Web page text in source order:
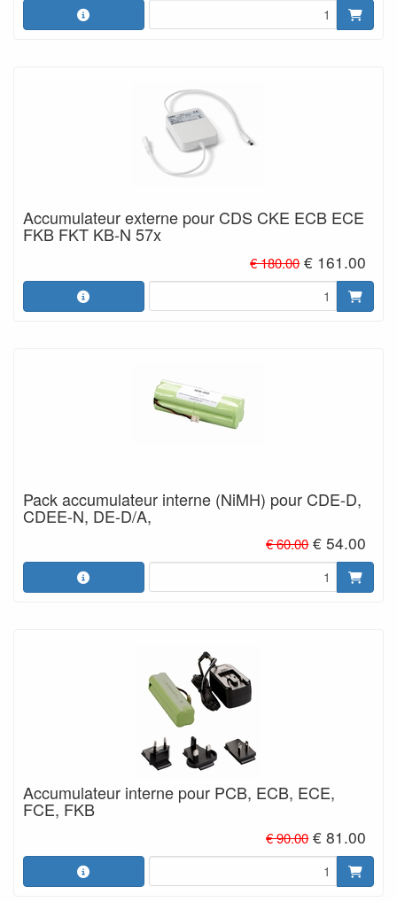
Accumulateur externe pour CDS CKE ECB ECE
FKB FKT KB-N 57x
€ 180.00 € 161.00
Pack accumulateur interne (NiMH) pour CDE-D,
CDEE-N, DE-D/A,
€ 60.00 € 54.00
Accumulateur interne pour PCB, ECB, ECE,
FCE, FKB
€ 90.00 € 81.00